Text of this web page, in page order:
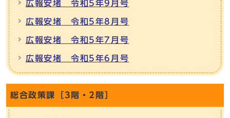
広報安堵 令和5年9月号
広報安堵 令和5年8月号
広報安堵 令和5年7月号
広報安堵 令和5年6月号
総合政策課［3階・2階］